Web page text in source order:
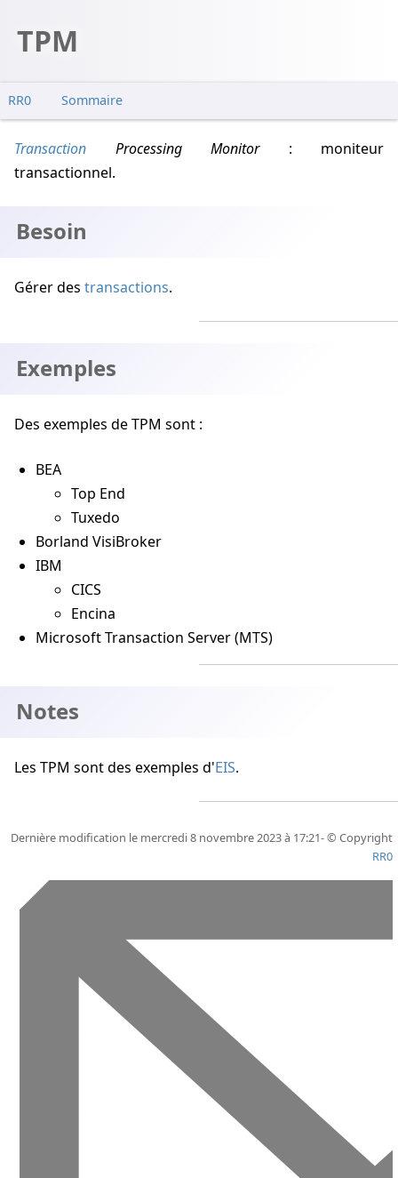
TPM
RR0 Sommaire
Besoin
Exemples
Notes
Transaction Processing Monitor: moniteur
transactionnel.
Besoin
Gérer des transactions.
Exemples
Des exemples de TPM sont :
BEA
Top End
Tuxedo
Borland VisiBroker
IBM
CICS
Encina
Microsoft Transaction Server (MTS)
Notes
Les TPM sont des exemples d'EIS.
Dernière modification le mercredi 8 novembre 2023 à 17:21- © Copyright
RR0